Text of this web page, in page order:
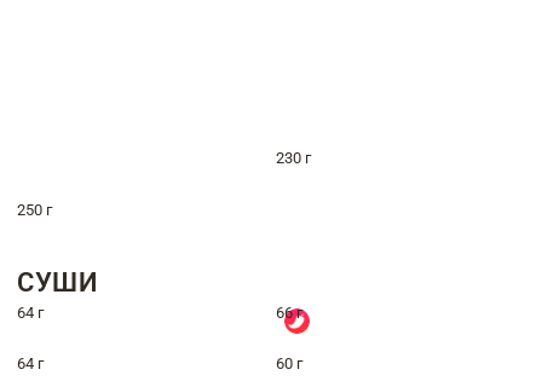
230 г
250 г
СУШИ
64 г 66 г
64 г 60 г